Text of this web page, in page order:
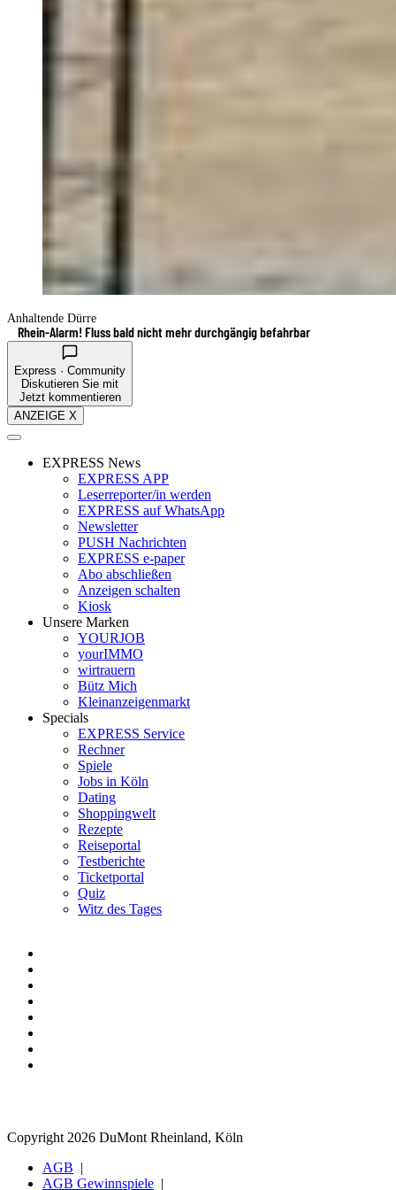
Anhaltende Dürre
Rhein-Alarm! Fluss bald nicht mehr durchgängig befahrbar
Express · Community
Diskutieren Sie mit
Jetzt kommentieren
ANZEIGE X
EXPRESS News
EXPRESS APP
Leserreporter/in werden
EXPRESS auf WhatsApp
Newsletter
PUSH Nachrichten
EXPRESS e-paper
Abo abschließen
Anzeigen schalten
Kiosk
Unsere Marken
YOURJOB
yourIMMO
wirtrauern
Bütz Mich
Kleinanzeigenmarkt
Specials
EXPRESS Service
Rechner
Spiele
Jobs in Köln
Dating
Shoppingwelt
Rezepte
Reiseportal
Testberichte
Ticketportal
Quiz
Witz des Tages
Copyright 2026 DuMont Rheinland, Köln
AGB
AGB Gewinnspiele